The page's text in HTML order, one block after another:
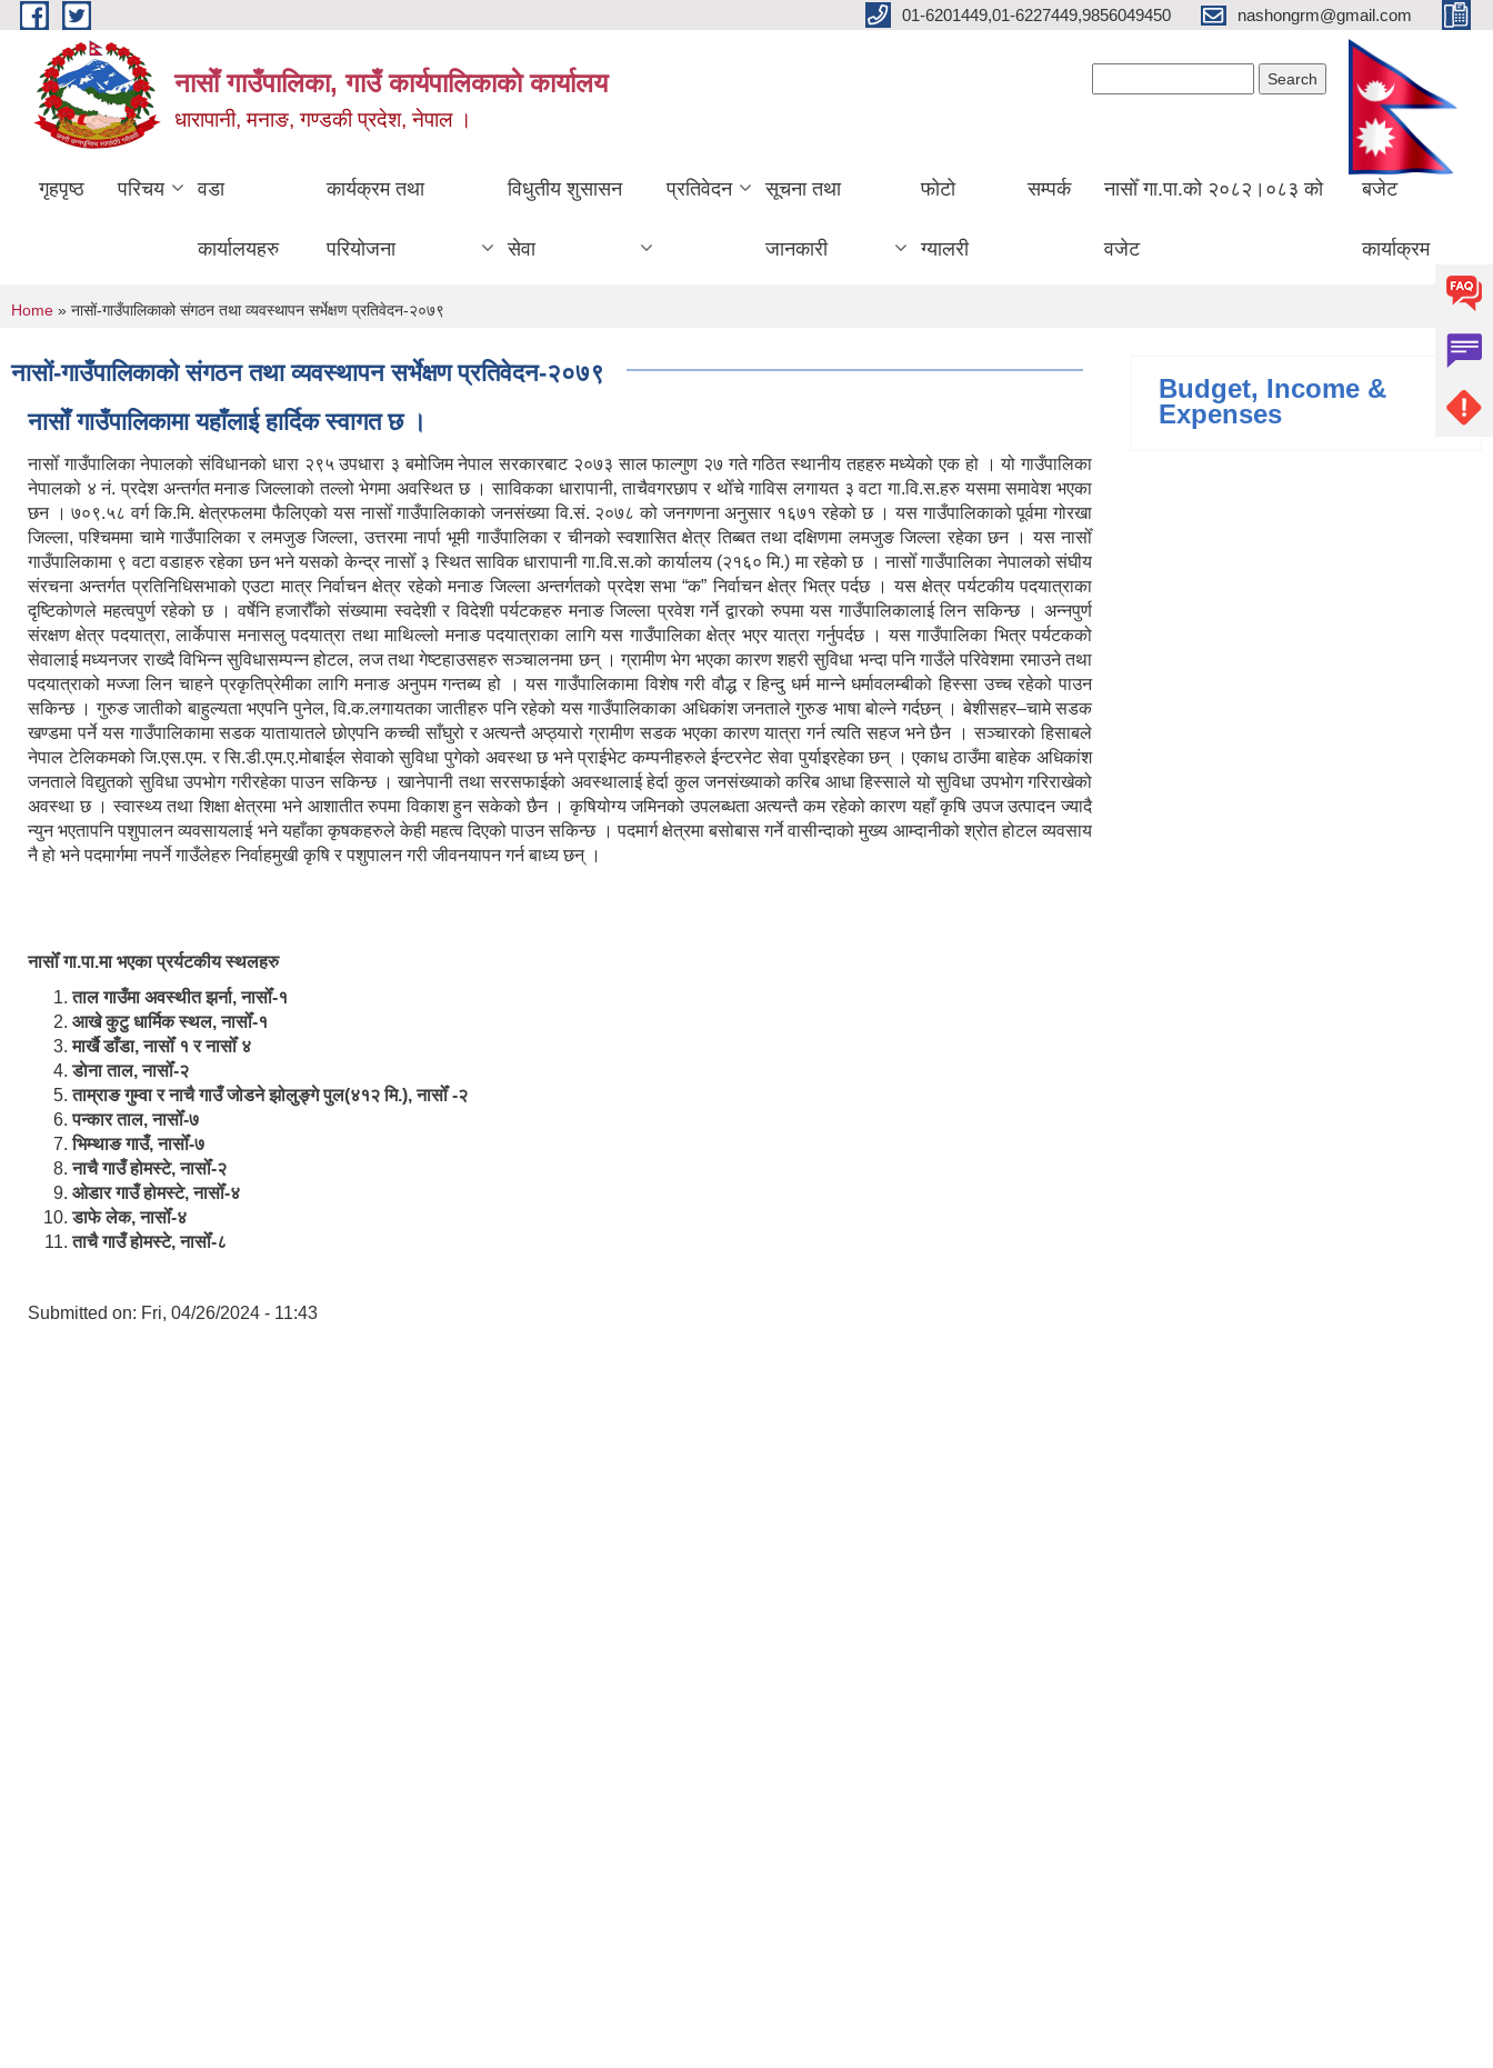
Skip to main content 01-6201449,01-6227449,9856049450 nashongrm@gmail.com
नासाेँ गाउँपालिका, गाउँ कार्यपालिकाकाे कार्यालय
धारापानी, मनाङ, गण्डकी प्रदेश, नेपाल ।
गृहपृष्ठ परिचय वडा
कार्यालयहरु
कार्यक्रम तथा
परियोजना
विधुतीय शुसासन
सेवा
प्रतिवेदन सूचना तथा
जानकारी
फोटो
ग्यालरी
सम्पर्क नासोँ गा.पा.को २०८२।०८३ को
वजेट
बजेट
कार्याक्रम
You are here
Home » नासों-गाउँपालिकाको संगठन तथा व्यवस्थापन सर्भेक्षण प्रतिवेदन-२०७९
नासों-गाउँपालिकाको संगठन तथा व्यवस्थापन सर्भेक्षण प्रतिवेदन-२०७९
नासाेँ गाउँपालिकामा यहाँलाई हार्दिक स्वागत छ ।
नासोँ गाउँपालिका नेपालको संविधानको धारा २९५ उपधारा ३ बमोजिम नेपाल सरकारबाट २०७३ साल फाल्गुण २७ गते गठित स्थानीय तहहरु मध्येको एक हो । यो गाउँपालिका
नेपालको ४ नं. प्रदेश अन्तर्गत मनाङ जिल्लाको तल्लो भेगमा अवस्थित छ । साविकका धारापानी‚ ताचैवगरछाप र थोँचे गाविस लगायत ३ वटा गा.वि.स.हरु यसमा समावेश भएका
छन । ७०९.५८ वर्ग कि.मि. क्षेत्रफलमा फैलिएको यस नासोँ गाउँपालिकाको जनसंख्या वि.सं. २०७८ को जनगणना अनुसार १६७१ रहेको छ । यस गाउँपालिकाको पूर्वमा गोरखा
जिल्ला, पश्चिममा चामे गाउँपालिका र लमजुङ जिल्ला, उत्तरमा नार्पा भूमी गाउँपालिका र चीनको स्वशासित क्षेत्र तिब्बत तथा दक्षिणमा लमजुङ जिल्ला रहेका छन । यस नासोँ
गाउँपालिकामा ९ वटा वडाहरु रहेका छन भने यसको केन्द्र नासोँ ३ स्थित साविक धारापानी गा.वि.स.को कार्यालय (२१६० मि.) मा रहेको छ । नासोँ गाउँपालिका नेपालको संघीय
संरचना अन्तर्गत प्रतिनिधिसभाको एउटा मात्र निर्वाचन क्षेत्र रहेको मनाङ जिल्ला अन्तर्गतको प्रदेश सभा “क” निर्वाचन क्षेत्र भित्र पर्दछ । यस क्षेत्र पर्यटकीय पदयात्राका
दृष्टिकोणले महत्वपुर्ण रहेको छ । वर्षेनि हजारौँको संख्यामा स्वदेशी र विदेशी पर्यटकहरु मनाङ जिल्ला प्रवेश गर्ने द्वारको रुपमा यस गाउँपालिकालाई लिन सकिन्छ । अन्नपुर्ण
संरक्षण क्षेत्र पदयात्रा, लार्केपास मनासलु पदयात्रा तथा माथिल्लो मनाङ पदयात्राका लागि यस गाउँपालिका क्षेत्र भएर यात्रा गर्नुपर्दछ । यस गाउँपालिका भित्र पर्यटकको
सेवालाई मध्यनजर राख्दै विभिन्न सुविधासम्पन्न होटल, लज तथा गेष्टहाउसहरु सञ्चालनमा छन् । ग्रामीण भेग भएका कारण शहरी सुविधा भन्दा पनि गाउँले परिवेशमा रमाउने तथा
पदयात्राको मज्जा लिन चाहने प्रकृतिप्रेमीका लागि मनाङ अनुपम गन्तब्य हो । यस गाउँपालिकामा विशेष गरी वौद्ध र हिन्दु धर्म मान्ने धर्मावलम्बीको हिस्सा उच्च रहेको पाउन
सकिन्छ । गुरुङ जातीको बाहुल्यता भएपनि पुनेल, वि.क.लगायतका जातीहरु पनि रहेको यस गाउँपालिकाका अधिकांश जनताले गुरुङ भाषा बोल्ने गर्दछन् । बेशीसहर–चामे सडक
खण्डमा पर्ने यस गाउँपालिकामा सडक यातायातले छोएपनि कच्ची साँघुरो र अत्यन्तै अप्ठ्यारो ग्रामीण सडक भएका कारण यात्रा गर्न त्यति सहज भने छैन । सञ्चारको हिसाबले
नेपाल टेलिकमको जि.एस.एम. र सि.डी.एम.ए.मोबाईल सेवाको सुविधा पुगेको अवस्था छ भने प्राईभेट कम्पनीहरुले ईन्टरनेट सेवा पुर्याइरहेका छन् । एकाध ठाउँमा बाहेक अधिकांश
जनताले विद्युतको सुविधा उपभोग गरीरहेका पाउन सकिन्छ । खानेपानी तथा सरसफाईको अवस्थालाई हेर्दा कुल जनसंख्याको करिब आधा हिस्साले यो सुविधा उपभोग गरिराखेको
अवस्था छ । स्वास्थ्य तथा शिक्षा क्षेत्रमा भने आशातीत रुपमा विकाश हुन सकेको छैन । कृषियोग्य जमिनको उपलब्धता अत्यन्तै कम रहेको कारण यहाँ कृषि उपज उत्पादन ज्यादै
न्युन भएतापनि पशुपालन व्यवसायलाई भने यहाँका कृषकहरुले केही महत्व दिएको पाउन सकिन्छ । पदमार्ग क्षेत्रमा बसोबास गर्ने वासीन्दाको मुख्य आम्दानीको श्रोत होटल व्यवसाय
नै हो भने पदमार्गमा नपर्ने गाउँलेहरु निर्वाहमुखी कृषि र पशुपालन गरी जीवनयापन गर्न बाध्य छन् ।
नासोँ गा.पा.मा भएका प्रर्यटकीय स्थलहरु
ताल गाउँमा अवस्थीत झर्ना, नासोँ-१
आखे कुटु धार्मिक स्थल, नासोँ-१
मार्खै डाँडा, नासोँ १ र नासोँ ४
डाेना ताल, नासोँ-२
ताम्राङ गुम्वा र नाचै गाउँ जोडने झोलुङ्गे पुल(४१२ मि.), नासोँ -२
पन्कार ताल, नासोँ-७
भिम्थाङ गाउँ, नासोँ-७
नाचै गाउँ होमस्टे, नासोँ-२
ओ‍‍‌डार गाउँ होमस्टे, नासोँ-४
डाफे लेक, नासोँ-४
ताचै गाउँ होमस्टे, नासोँ-८
Submitted on: Fri, 04/26/2024 - 11:43
Budget, Income &
Expenses